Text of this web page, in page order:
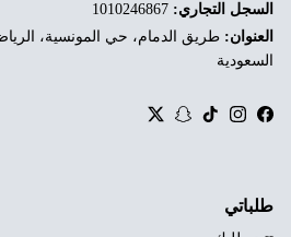
السجل التجاري:
العنوان:
السعودية
Facebook
Instagram
TikTok
Snapchat
Twitter
طلباتي